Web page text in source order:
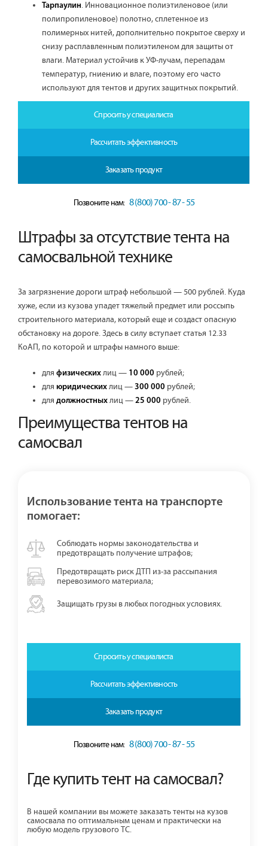
Тарпаулин. Инновационное полиэтиленовое (или
полипропиленовое) полотно, сплетенное из
полимерных нитей, дополнительно покрытое сверху и
снизу расплавленным полиэтиленом для защиты от
влаги. Материал устойчив к УФ-лучам, перепадам
температур, гниению и влаге, поэтому его часто
используют для тентов и других защитных покрытий.
Спросить у специалиста
Рассчитать эффективность
Заказать продукт
Позвоните нам: 8 (800) 700 - 87 - 55
Штрафы за отсутствие тента на
самосвальной технике
За загрязнение дороги штраф небольшой — 500 рублей. Куда
хуже, если из кузова упадет тяжелый предмет или россыпь
строительного материала, который еще и создаст опасную
обстановку на дороге. Здесь в силу вступает статья 12.33
КоАП, по которой и штрафы намного выше:
для физических лиц — 10 000 рублей;
для юридических лиц — 300 000 рублей;
для должностных лиц — 25 000 рублей.
Преимущества тентов на
самосвал
Использование тента на транспорте
помогает:
Соблюдать нормы законодательства и
предотвращать получение штрафов;
Предотвращать риск ДТП из-за рассыпания
перевозимого материала;
Защищать грузы в любых погодных условиях.
Спросить у специалиста
Рассчитать эффективность
Заказать продукт
Позвоните нам: 8 (800) 700 - 87 - 55
Где купить тент на самосвал?
В нашей компании вы можете заказать тенты на кузов
самосвала по оптимальным ценам и практически на
любую модель грузового ТС.